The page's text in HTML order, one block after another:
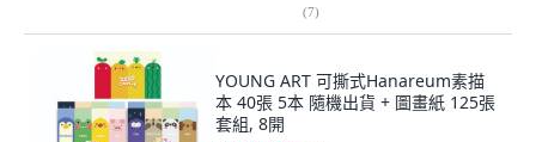
(7)
YOUNG ART 可撕式Hanareum素描
本 40張 5本 隨機出貨 + 圖畫紙 125張
套組, 8開